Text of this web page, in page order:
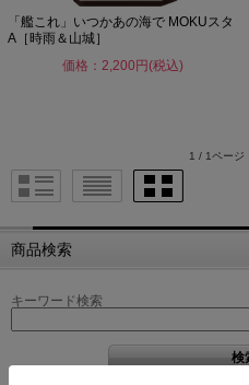
「艦これ」いつかあの海で MOKUスタ
A［時雨＆山城］
価格：2,200円(税込)
1 / 1ページ
商品検索
キーワード検索